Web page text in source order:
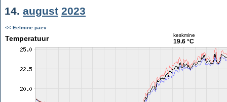
14. august 2023
<< Eelmine päev
Temperatuur keskmine
19.6 °C